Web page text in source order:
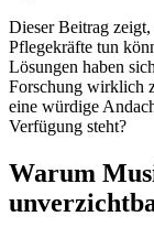
Dieser Beitrag
Pflegekräfte tun
Lösungen haben
Forschung wirklich
eine würdige
Verfügung steht?
Warum